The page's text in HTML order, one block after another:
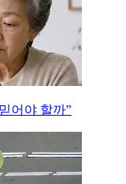
어야 할까”